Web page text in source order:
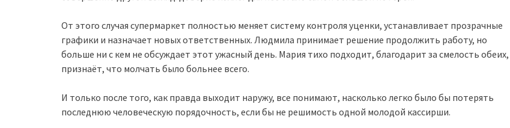
От этого случая супермаркет полностью меняет систему контроля уценки, устанавливает прозрачные
графики и назначает новых ответственных. Людмила принимает решение продолжить работу, но
больше ни с кем не обсуждает этот ужасный день. Мария тихо подходит, благодарит за смелость обеих,
признаёт, что молчать было больнее всего.
И только после того, как правда выходит наружу, все понимают, насколько легко было бы потерять
последнюю человеческую порядочность, если бы не решимость одной молодой кассирши.